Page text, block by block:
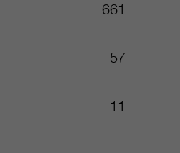
661
57
11